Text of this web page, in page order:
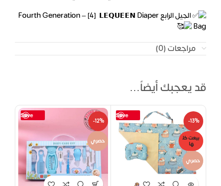
الجيل الرابع Fourth Generation – [4] 𝗟𝗘𝗤𝗨𝗘𝗘𝗡 Diaper
Bag
مراجعات (0)
قد يعجبك أيضاً…
Save
-13%
بيعت كل
ها
حصري
Save
-12%
حصري